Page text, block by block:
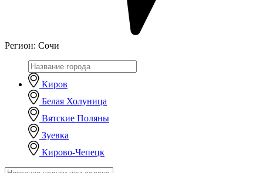
Регион: Сочи
Киров
Белая Холуница
Вятские Поляны
Зуевка
Кирово-Чепецк